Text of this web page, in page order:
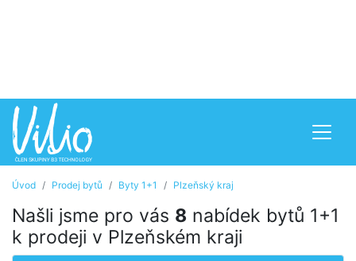
Úvod Prodej bytů Byty 1+1 Plzeňský kraj
Našli jsme pro vás 8 nabídek bytů 1+1
k prodeji v Plzeňském kraji